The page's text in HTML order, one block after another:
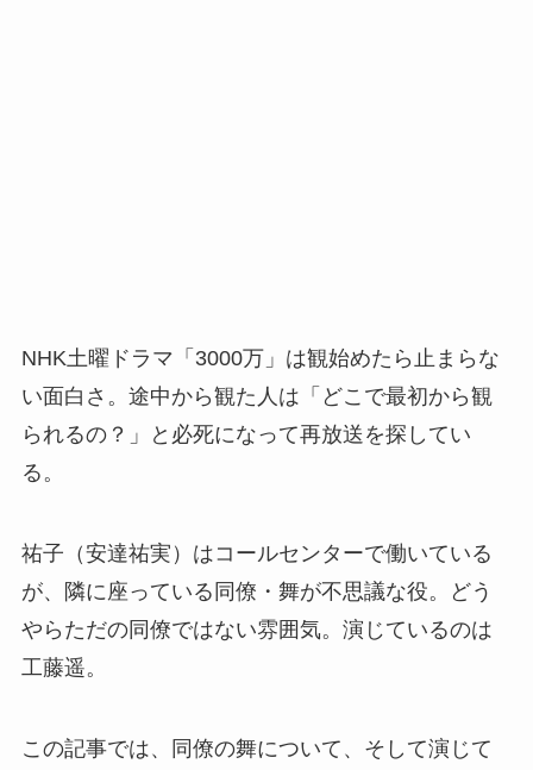
NHK土曜ドラマ「3000万」は観始めたら止まらな
い面白さ。途中から観た人は「どこで最初から観
られるの？」と必死になって再放送を探してい
る。
祐子（安達祐実）はコールセンターで働いている
が、隣に座っている同僚・舞が不思議な役。どう
やらただの同僚ではない雰囲気。演じているのは
工藤遥。
この記事では、同僚の舞について、そして演じて